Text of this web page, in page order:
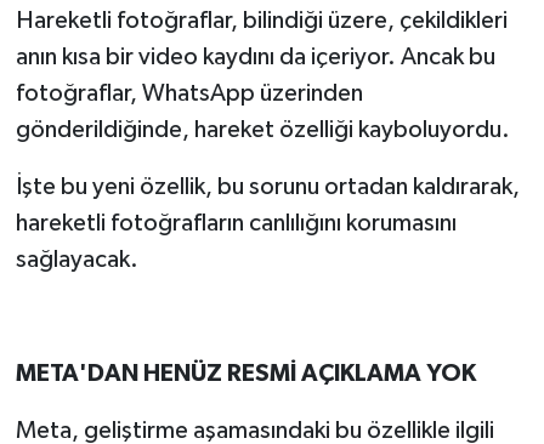
Hareketli fotoğraflar, bilindiği üzere, çekildikleri
anın kısa bir video kaydını da içeriyor. Ancak bu
fotoğraflar, WhatsApp üzerinden
gönderildiğinde, hareket özelliği kayboluyordu.
İşte bu yeni özellik, bu sorunu ortadan kaldırarak,
hareketli fotoğrafların canlılığını korumasını
sağlayacak.
META'DAN HENÜZ RESMİ AÇIKLAMA YOK
Meta, geliştirme aşamasındaki bu özellikle ilgili